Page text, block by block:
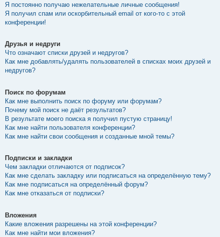
Я постоянно получаю нежелательные личные сообщения!
Я получил спам или оскорбительный email от кого-то с этой
конференции!
Друзья и недруги
Что означают списки друзей и недругов?
Как мне добавлять/удалять пользователей в списках моих друзей и
недругов?
Поиск по форумам
Как мне выполнить поиск по форуму или форумам?
Почему мой поиск не даёт результатов?
В результате моего поиска я получил пустую страницу!
Как мне найти пользователя конференции?
Как мне найти свои сообщения и созданные мной темы?
Подписки и закладки
Чем закладки отличаются от подписок?
Как мне сделать закладку или подписаться на определённую тему?
Как мне подписаться на определённый форум?
Как мне отказаться от подписки?
Вложения
Какие вложения разрешены на этой конференции?
Как мне найти мои вложения?